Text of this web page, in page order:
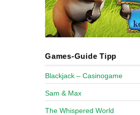
Games-Guide Tipp
Blackjack – Casinogame
Sam & Max
The Whispered World